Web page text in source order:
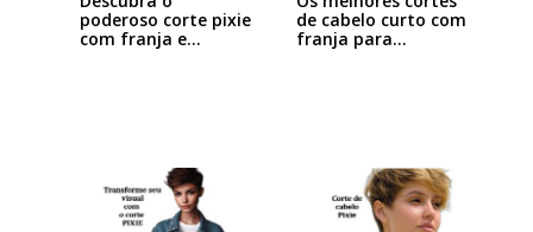
poderoso corte pixie
com franja e
de cabelo curto com
franja para…